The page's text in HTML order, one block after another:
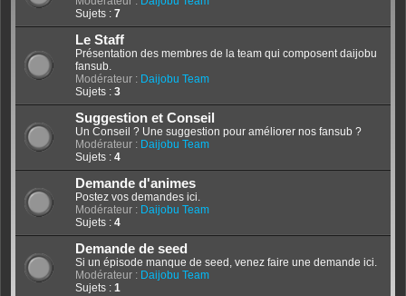
Sujets : 7
Le Staff
Présentation des membres de la team qui composent daijobu
fansub.
Modérateur : Daijobu Team
Sujets : 3
Suggestion et Conseil
Un Conseil ? Une suggestion pour améliorer nos fansub ?
Modérateur : Daijobu Team
Sujets : 4
Demande d'animes
Postez vos demandes ici.
Modérateur : Daijobu Team
Sujets : 4
Demande de seed
Si un épisode manque de seed, venez faire une demande ici.
Modérateur : Daijobu Team
Sujets : 1